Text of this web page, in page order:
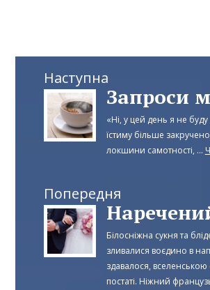
Наступна
«Ні, у цей день я не
їстиму більше
локшини самотності, ...
Попередня
Білосніжна сукня та
зливалися воєдино в
здавалося,
постаті. Ніжний